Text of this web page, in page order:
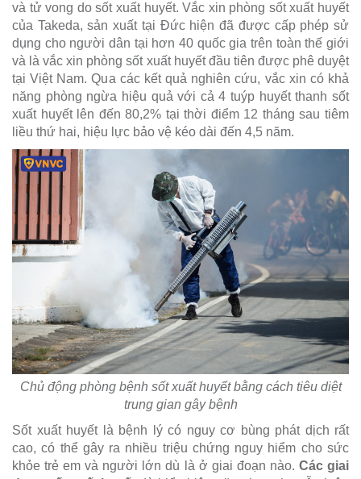
và tử vong do sốt xuất huyết. Vắc xin phòng sốt xuất huyết
của Takeda, sản xuất tại Đức hiện đã được cấp phép sử
dụng cho người dân tại hơn 40 quốc gia trên toàn thế giới
và là vắc xin phòng sốt xuất huyết đầu tiên được phê duyệt
tại Việt Nam. Qua các kết quả nghiên cứu, vắc xin có khả
năng phòng ngừa hiệu quả với cả 4 tuýp huyết thanh sốt
xuất huyết lên đến 80,2% tại thời điểm 12 tháng sau tiêm
liều thứ hai, hiệu lực bảo vệ kéo dài đến 4,5 năm.
Chủ động phòng bệnh sốt xuất huyết bằng cách tiêu diệt
trung gian gây bệnh
Sốt xuất huyết là bệnh lý có nguy cơ bùng phát dịch rất
cao, có thể gây ra nhiều triệu chứng nguy hiểm cho sức
khỏe trẻ em và người lớn dù là ở giai đoạn nào. Các giai